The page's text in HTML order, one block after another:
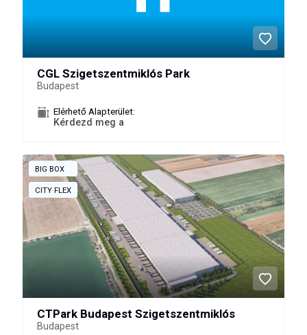
CGL Szigetszentmiklós Park
Budapest
Elérhető Alapterület:
Kérdezd meg a
BIG BOX
CITY FLEX
CTPark Budapest Szigetszentmiklós
Budapest